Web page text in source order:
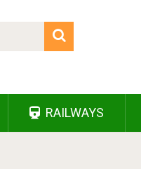
RAILWAYS